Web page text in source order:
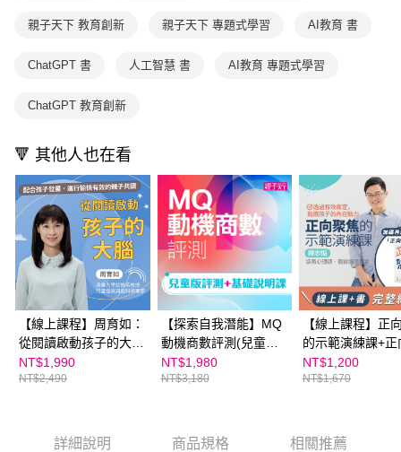
用戶於交易時，得透過本服務購買商品或服務，並由商店將買賣／分期付款
資料（包含姓名、電話或地址）提供予台灣大哥大進項蒐集、處理及利用，
3.完整用戶服務條款，請詳閱以下連結：
購買商品的店家。未經商家同意取消之訂單仍視為有效，需透過AFTEE先享
※ 交易是否成功請以「AFTEE先享後付 」之結帳頁面顯示為準，若有關於
易，需依本服務之必要範圍內提供個人資料，並將交易相關給付款項請求債
權轉讓予恩沛科技股份有限公司。
２．關於個人資料處理事宜，請瀏覽以下網址：
https://aftee.tw/terms/#terms3
３．未成年的使用者請事先徵得法定代理人或監護人之同意方可使用
「AFTEE先享後付」，若未經同意申辦者引起之損失，本公司不負相關責
任。
４．使用「AFTEE先享後付」時，將依據個別帳號之用戶狀況，依本公司即
時審查核予不同之上限額度；若仍有額度不足之情形，本公司將視審查結果
請求用戶進行身份認證。
５．嚴禁一人註冊多個帳號或使用他人資訊註冊。若發現惡意使用之情形，
恩沛科技股份有限公司將有權停止該用戶之使用額度並採取法律行動。
每筆NT$70，滿NT$800(含以上)免運費
離島宅配（澎湖、金門、馬祖、小琉球；不適用於郵局i郵箱）
親子天下 教育創新 親子天下 專題式學習 AI教育 書
ChatGPT 書 人工智慧 書 AI教育 專題式學習
ChatGPT 教育創新
🔻 其他人也在看
【線上課程】周育如：
從閱讀啟動孩子的大腦
｜親子天下線上學校
NT$1,990
NT$2,490
【探索自我潛能】MQ
動機商數評測(兒童
版)+基礎說明課｜親子
天下線上學校
NT$1,980
NT$3,180
【線上課程】正
的示範演練課+正
焦：有效肯定的
變化，點燃孩子
NT$1,200
NT$1,670
詳細說明 商品規格 相關推薦